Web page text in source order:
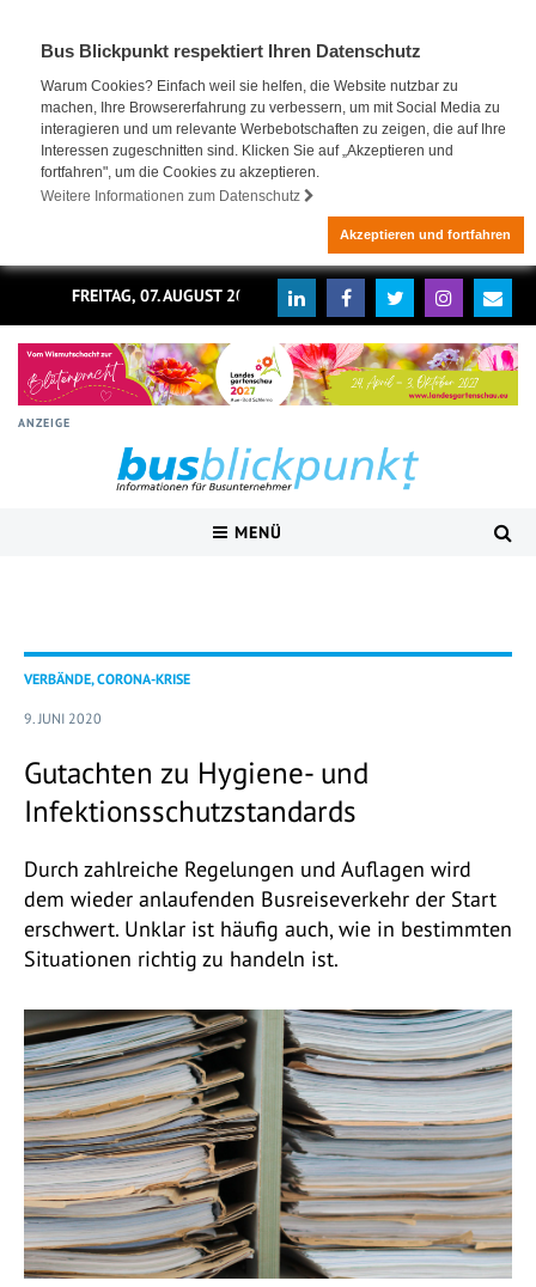
Bus Blickpunkt respektiert Ihren Datenschutz
Warum Cookies? Einfach weil sie helfen, die Website nutzbar zu
machen, Ihre Browsererfahrung zu verbessern, um mit Social Media zu
interagieren und um relevante Werbebotschaften zu zeigen, die auf Ihre
Interessen zugeschnitten sind. Klicken Sie auf „Akzeptieren und
fortfahren", um die Cookies zu akzeptieren.
Weitere Informationen zum Datenschutz
Akzeptieren und fortfahren
FREITAG, 07. AUGUST 2026
ANZEIGE
MENÜ
VERBÄNDE, CORONA-KRISE
9. JUNI 2020
Gutachten zu Hygiene- und
Infektionsschutzstandards
Durch zahlreiche Regelungen und Auflagen wird
dem wieder anlaufenden Busreiseverkehr der Start
erschwert. Unklar ist häufig auch, wie in bestimmten
Situationen richtig zu handeln ist.